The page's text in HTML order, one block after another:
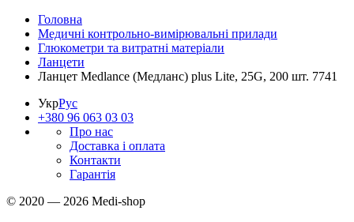
Головна
Медичні контрольно-вимірювальні прилади
Глюкометри та витратні матеріали
Ланцети
Ланцет Medlance (Медланс) plus Lite, 25G, 200 шт. 7741
УкрРус
+380 96 063 03 03
Про нас
Доставка і оплата
Контакти
Гарантія
© 2020 — 2026 Medi-shop